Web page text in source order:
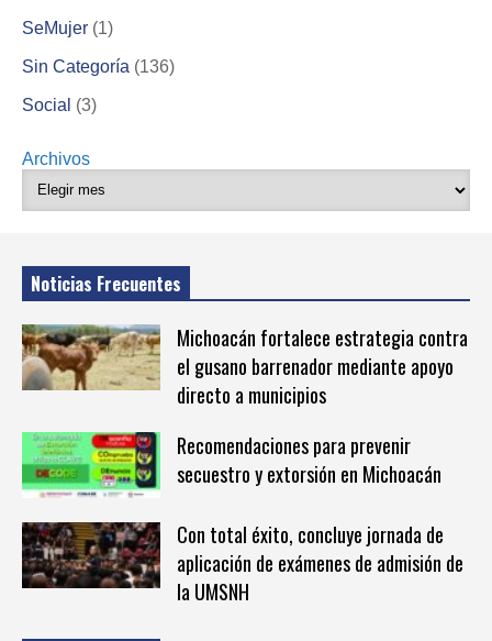
SeMujer (1)
Sin Categoría (136)
Social (3)
Archivos
Noticias Frecuentes
Michoacán fortalece estrategia contra
el gusano barrenador mediante apoyo
directo a municipios
Recomendaciones para prevenir
secuestro y extorsión en Michoacán
Con total éxito, concluye jornada de
aplicación de exámenes de admisión de
la UMSNH